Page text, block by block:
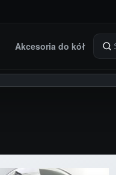
Akcesoria do kół